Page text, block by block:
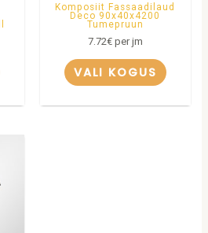
Komposiit Fassaadilaud
Deco 90x40x4200
Tumepruun
7.72€per jm
VALI KOGUS